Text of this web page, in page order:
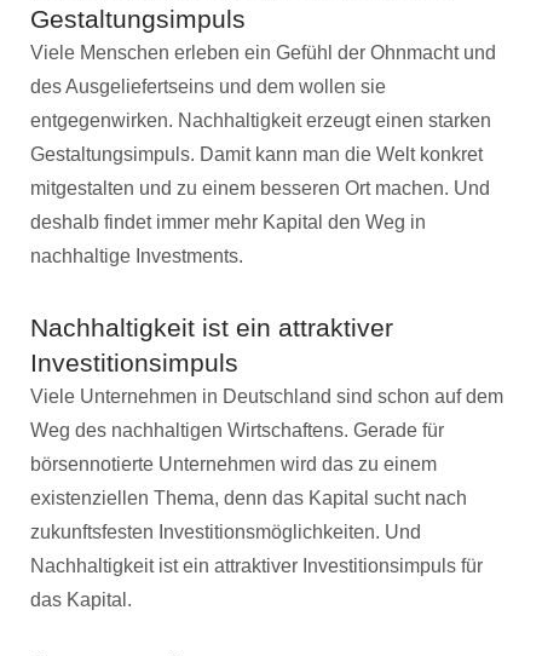
Gestaltungsimpuls
Viele Menschen erleben ein Gefühl der Ohnmacht und
des Ausgeliefertseins und dem wollen sie
entgegenwirken. Nachhaltigkeit erzeugt einen starken
Gestaltungsimpuls. Damit kann man die Welt konkret
mitgestalten und zu einem besseren Ort machen. Und
deshalb findet immer mehr Kapital den Weg in
nachhaltige Investments.
Nachhaltigkeit ist ein attraktiver
Investitionsimpuls
Viele Unternehmen in Deutschland sind schon auf dem
Weg des nachhaltigen Wirtschaftens. Gerade für
börsennotierte Unternehmen wird das zu einem
existenziellen Thema, denn das Kapital sucht nach
zukunftsfesten Investitionsmöglichkeiten. Und
Nachhaltigkeit ist ein attraktiver Investitionsimpuls für
das Kapital.